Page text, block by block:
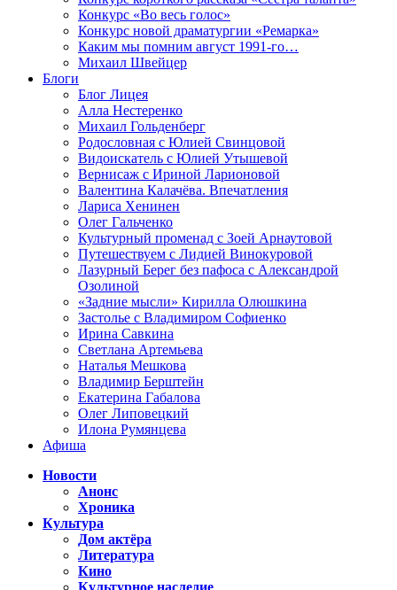
Конкурс «Во весь голос»
Конкурс новой драматургии «Ремарка»
Каким мы помним август 1991-го…
Михаил Швейцер
Блоги
Блог Лицея
Алла Нестеренко
Михаил Гольденберг
Родословная с Юлией Свинцовой
Видоискатель с Юлией Утышевой
Вернисаж с Ириной Ларионовой
Валентина Калачёва. Впечатления
Лариса Хенинен
Олег Гальченко
Культурный променад с Зоей Арнаутовой
Путешествуем с Лидией Винокуровой
Лазурный Берег без пафоса с Александрой
Озолиной
«Задние мысли» Кирилла Олюшкина
Застолье с Владимиром Софиенко
Ирина Савкина
Светлана Артемьева
Наталья Мешкова
Владимир Берштейн
Екатерина Габалова
Олег Липовецкий
Илона Румянцева
Афиша
Новости
Анонс
Хроника
Культура
Дом актёра
Литература
Кино